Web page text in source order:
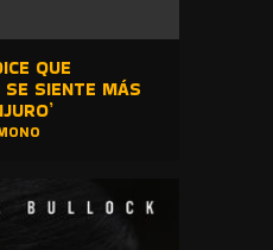
QUE
SIENTE MÁS